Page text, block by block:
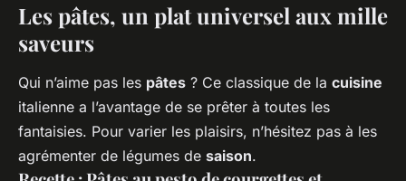
Les pâtes, un plat universel aux mille
saveurs
Qui n’aime pas les pâtes ? Ce classique de la cuisine
italienne a l’avantage de se prêter à toutes les
fantaisies. Pour varier les plaisirs, n’hésitez pas à les
agrémenter de légumes de saison.